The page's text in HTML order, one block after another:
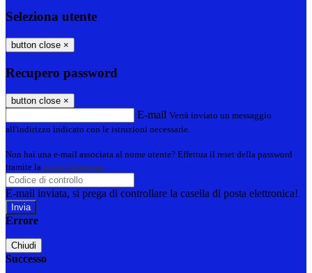
Seleziona utente
button close ×
Recupero password
button close ×
E-mail Verrà inviato un messaggio
all'indirizzo indicato con le istruzioni necessarie.
Non hai una e-mail associata al nome utente? Effettua il reset della password
tramite la Login Spaggiari
E-mail inviata, si prega di controllare la casella di posta elettronica!
Errore
Chiudi
Successo